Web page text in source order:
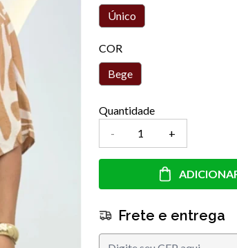
Único
COR
Bege
Quantidade
-
+
Frete e entrega